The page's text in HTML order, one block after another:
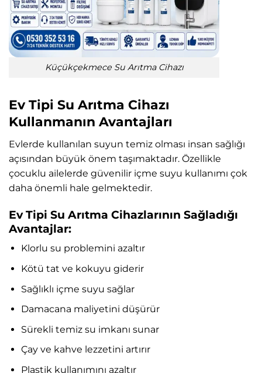
Küçükçekmece Su Arıtma Cihazı
Ev Tipi Su Arıtma Cihazı
Kullanmanın Avantajları
Evlerde kullanılan suyun temiz olması insan sağlığı
açısından büyük önem taşımaktadır. Özellikle
çocuklu ailelerde güvenilir içme suyu kullanımı çok
daha önemli hale gelmektedir.
Ev Tipi Su Arıtma Cihazlarının Sağladığı
Avantajlar:
Klorlu su problemini azaltır
Kötü tat ve kokuyu giderir
Sağlıklı içme suyu sağlar
Damacana maliyetini düşürür
Sürekli temiz su imkanı sunar
Çay ve kahve lezzetini artırır
Plastik kullanımını azaltır